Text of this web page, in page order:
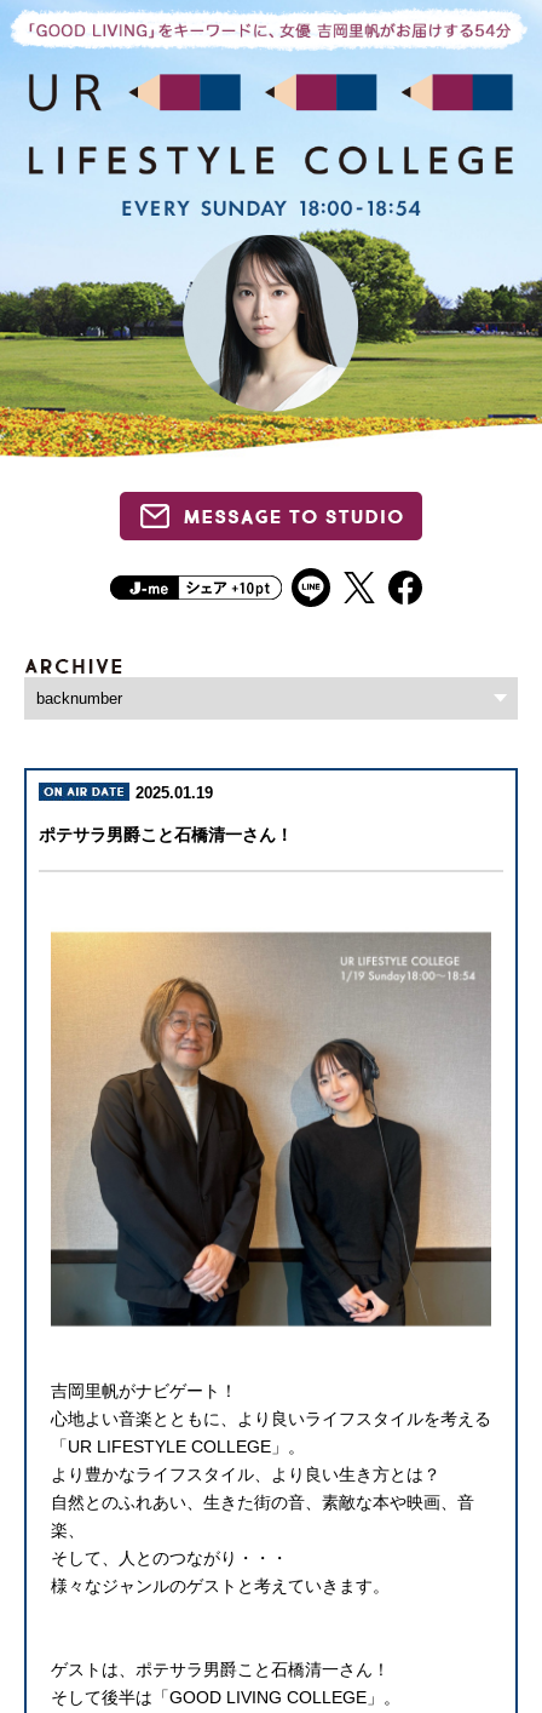
2025.01.19
ポテサラ男爵こと石橋清一さん！
吉岡里帆がナビゲート！
心地よい音楽とともに、より良いライフスタイルを考える
「UR LIFESTYLE COLLEGE」。
より豊かなライフスタイル、より良い生き方とは？
自然とのふれあい、生きた街の音、素敵な本や映画、音
楽、
そして、人とのつながり・・・
様々なジャンルのゲストと考えていきます。
ゲストは、ポテサラ男爵こと石橋清一さん！
そして後半は「GOOD LIVING COLLEGE」。